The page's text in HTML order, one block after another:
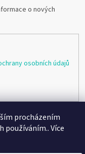
procházením
používáním.. Více
o nových
osobních údajů